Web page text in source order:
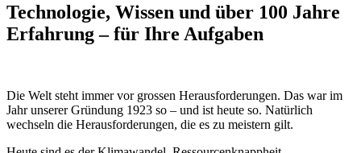
Technologie, Wissen und über 100 Jahre
Erfahrung – für Ihre Aufgaben
Die Welt steht immer vor grossen Herausforderungen. Das war im
Jahr unserer Gründung 1923 so – und ist heute so. Natürlich
wechseln die Herausforderungen, die es zu meistern gilt.